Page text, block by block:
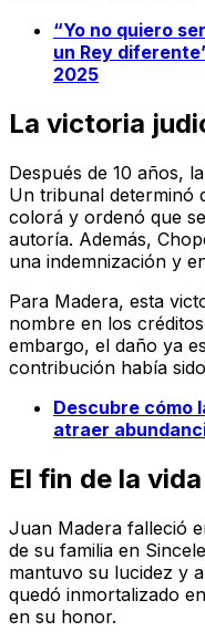
“Yo no quiero
un Rey
2025
La victoria
Después de 10 años,
Un tribunal determinó
colorá y ordenó que
autoría. Además,
una indemnización y
Para Madera, esta
nombre en los
embargo, el daño ya
contribución había
Descubre cómo
atraer
El fin de la
Juan Madera falleció
de su familia en
mantuvo su lucidez y
quedó inmortalizado
en su honor.